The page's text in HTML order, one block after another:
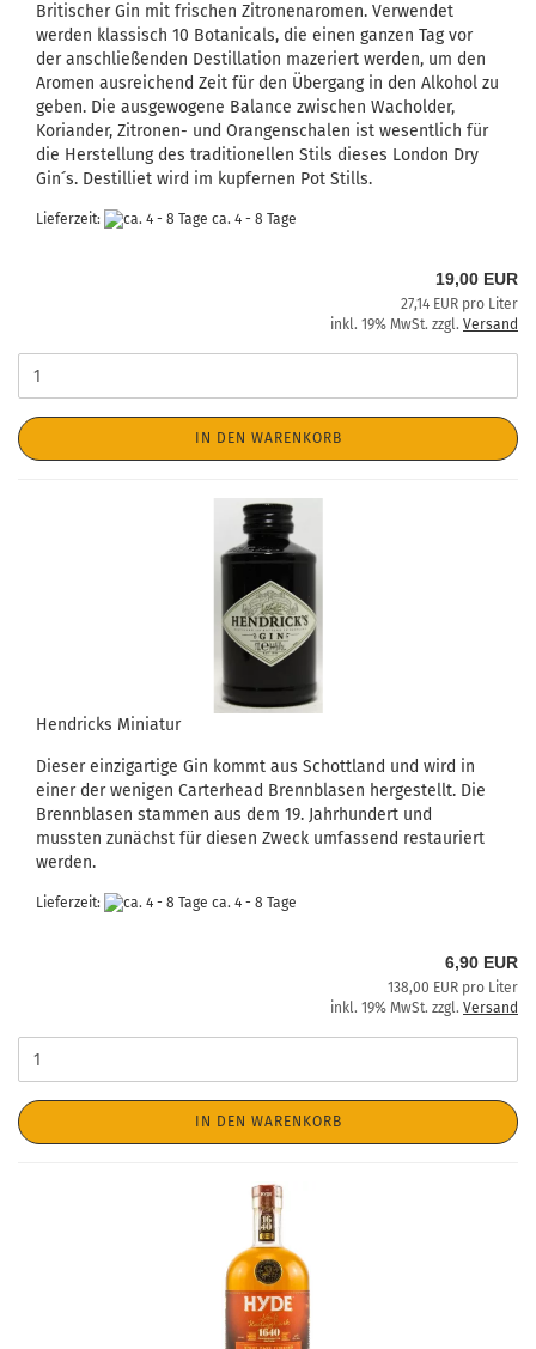
Britischer Gin mit frischen Zitronenaromen. Verwendet
werden klassisch 10 Botanicals, die einen ganzen Tag vor
der anschließenden Destillation mazeriert werden, um den
Aromen ausreichend Zeit für den Übergang in den Alkohol zu
geben. Die ausgewogene Balance zwischen Wacholder,
Koriander, Zitronen- und Orangenschalen ist wesentlich für
die Herstellung des traditionellen Stils dieses London Dry
Gin´s. Destilliet wird im kupfernen Pot Stills.
Lieferzeit: ca. 4 - 8 Tage
19,00 EUR
27,14 EUR pro Liter
inkl. 19% MwSt. zzgl. Versand
IN DEN WARENKORB
Hendricks Miniatur
Dieser einzigartige Gin kommt aus Schottland und wird in
einer der wenigen Carterhead Brennblasen hergestellt. Die
Brennblasen stammen aus dem 19. Jahrhundert und
mussten zunächst für diesen Zweck umfassend restauriert
werden.
Lieferzeit: ca. 4 - 8 Tage
6,90 EUR
138,00 EUR pro Liter
inkl. 19% MwSt. zzgl. Versand
IN DEN WARENKORB